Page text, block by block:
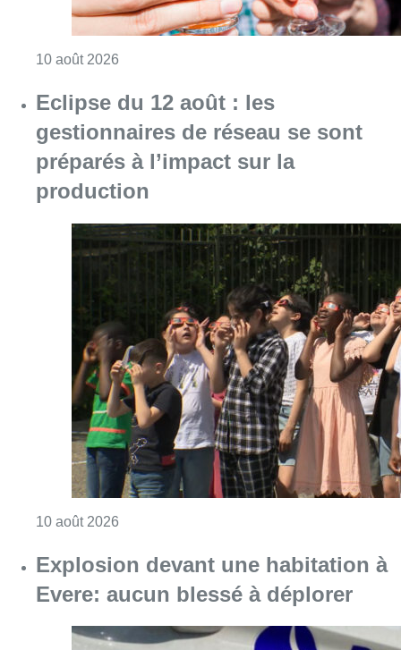
10 août 2026
Eclipse du 12 août : les
gestionnaires de réseau se sont
préparés à l’impact sur la
production
10 août 2026
Explosion devant une habitation à
Evere: aucun blessé à déplorer